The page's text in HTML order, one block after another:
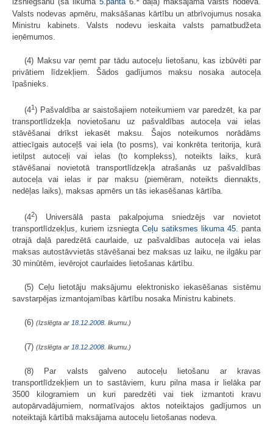
izsniegšanu (šā likuma 5.panta6. daļa) maksājama valsts nodeva.
Valsts nodevas apmēru, maksāšanas kārtību un atbrīvojumus nosaka
Ministru kabinets. Valsts nodevu ieskaita valsts pamatbudžeta
ieņēmumos.
(4) Maksu var ņemt par tādu autoceļu lietošanu, kas izbūvēti par
privātiem līdzekļiem. Šādos gadījumos maksu nosaka autoceļa
īpašnieks.
(41) Pašvaldība ar saistošajiem noteikumiem var paredzēt, ka par
transportlīdzekļa novietošanu uz pašvaldības autoceļa vai ielas
stāvēšanai drīkst iekasēt maksu. Šajos noteikumos norādāms
attiecīgais autoceļš vai iela (to posms), vai konkrēta teritorija, kurā
ietilpst autoceļi vai ielas (to komplekss), noteikts laiks, kurā
stāvēšanai novietotā transportlīdzekļa atrašanās uz pašvaldības
autoceļa vai ielas ir par maksu (piemēram, noteikts diennakts,
nedēļas laiks), maksas apmērs un tās iekasēšanas kārtība.
(42) Universālā pasta pakalpojuma sniedzējs var novietot
transportlīdzekļus, kuriem izsniegtaCeļu satiksmes likuma 45. panta
otrajā daļā paredzētā caurlaide, uz pašvaldības autoceļa vai ielas
maksas autostāvvietās stāvēšanai bez maksas uz laiku, ne ilgāku par
30 minūtēm, ievērojot caurlaides lietošanas kārtību.
(5) Ceļu lietotāju maksājumu elektronisko iekasēšanas sistēmu
savstarpējas izmantojamības kārtību nosaka Ministru kabinets.
(6) (Izslēgta ar 18.12.2008. likumu.)
(7) (Izslēgta ar 18.12.2008. likumu.)
(8) Par valsts galveno autoceļu lietošanu ar kravas
transportlīdzekļiem un to sastāviem, kuru pilna masa ir lielāka par
3500 kilogramiem un kuri paredzēti vai tiek izmantoti kravu
autopārvadājumiem, normatīvajos aktos noteiktajos gadījumos un
noteiktajā kārtībā maksājama autoceļu lietošanas nodeva.